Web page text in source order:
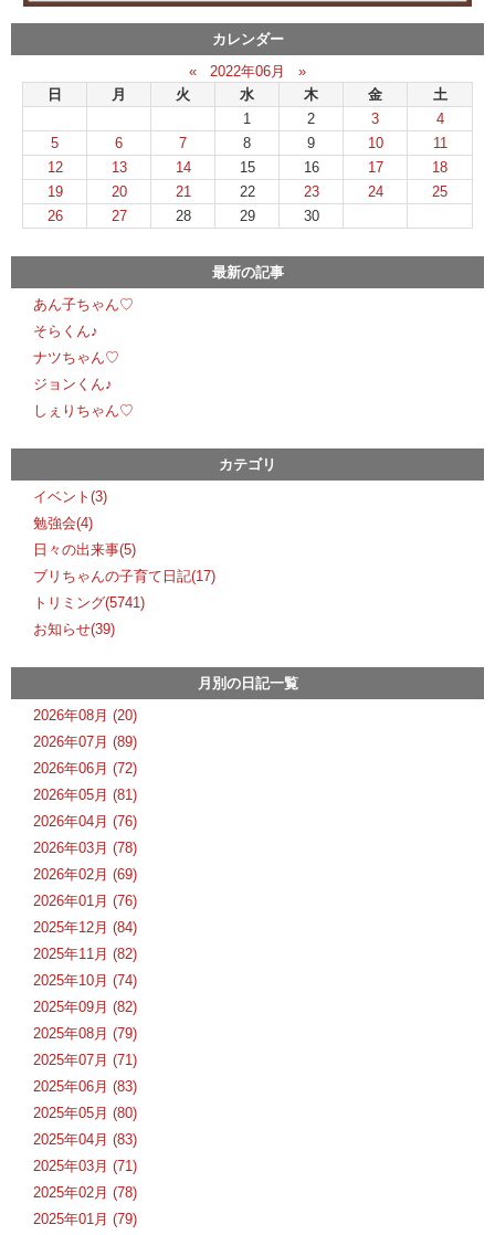
カレンダー
«
2022年06月
»
日
月 火 水 木 金
土
1
2 3
4
5
6 7 8 9 10
11
12
13 14 15 16 17
18
19
20 21 22 23 24
25
26
27 28 29 30
最新の記事
あん子ちゃん♡
そらくん♪
ナツちゃん♡
ジョンくん♪
しぇりちゃん♡
カテゴリ
イベント(3)
勉強会(4)
日々の出来事(5)
ブリちゃんの子育て日記(17)
トリミング(5741)
お知らせ(39)
月別の日記一覧
2026年08月 (20)
2026年07月 (89)
2026年06月 (72)
2026年05月 (81)
2026年04月 (76)
2026年03月 (78)
2026年02月 (69)
2026年01月 (76)
2025年12月 (84)
2025年11月 (82)
2025年10月 (74)
2025年09月 (82)
2025年08月 (79)
2025年07月 (71)
2025年06月 (83)
2025年05月 (80)
2025年04月 (83)
2025年03月 (71)
2025年02月 (78)
2025年01月 (79)